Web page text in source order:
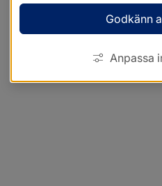
Godkänn
Anpassa